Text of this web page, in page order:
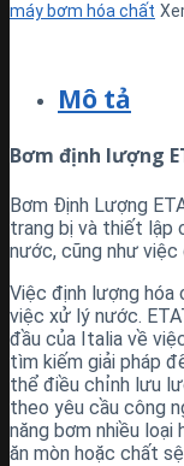
máy bơm hóa chất
Mô tả
Bơm định lượng
Bơm Định Lượng
trang bị và thiết lập
nước, cũng như
Việc định lượng
việc xử lý nước.
đầu của Italia về
tìm kiếm giải pháp
thể điều chỉnh lưu
theo yêu cầu công
năng bơm nhiều loại
ăn mòn hoặc chất